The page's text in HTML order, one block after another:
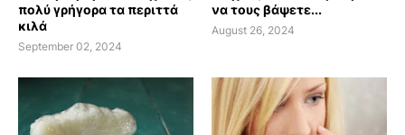
πολύ γρήγορα τα περιττά
κιλά
September 02, 2024
να τους βάψετε...
August 26, 2024